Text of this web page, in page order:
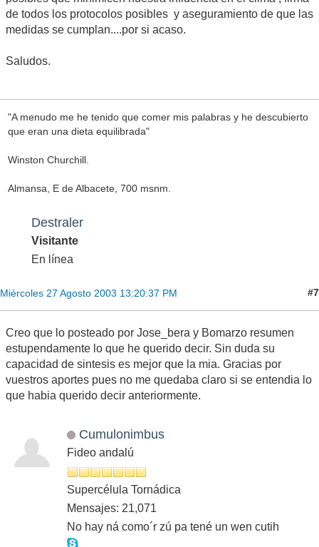
de todos los protocolos posibles y aseguramiento de que las
medidas se cumplan....por si acaso.
Saludos.
"A menudo me he tenido que comer mis palabras y he descubierto
que eran una dieta equilibrada"
Winston Churchill.
Almansa, E de Albacete, 700 msnm.
Destraler
Visitante
En línea
Miércoles 27 Agosto 2003 13:20:37 PM #7
Creo que lo posteado por Jose_bera y Bomarzo resumen
estupendamente lo que he querido decir. Sin duda su
capacidad de sintesis es mejor que la mia. Gracias por
vuestros aportes pues no me quedaba claro si se entendia lo
que habia querido decir anteriormente.
Cumulonimbus
Fideo andalú
Supercélula Tornádica
Mensajes: 21,071
No hay ná como´r zú pa tené un wen cutih